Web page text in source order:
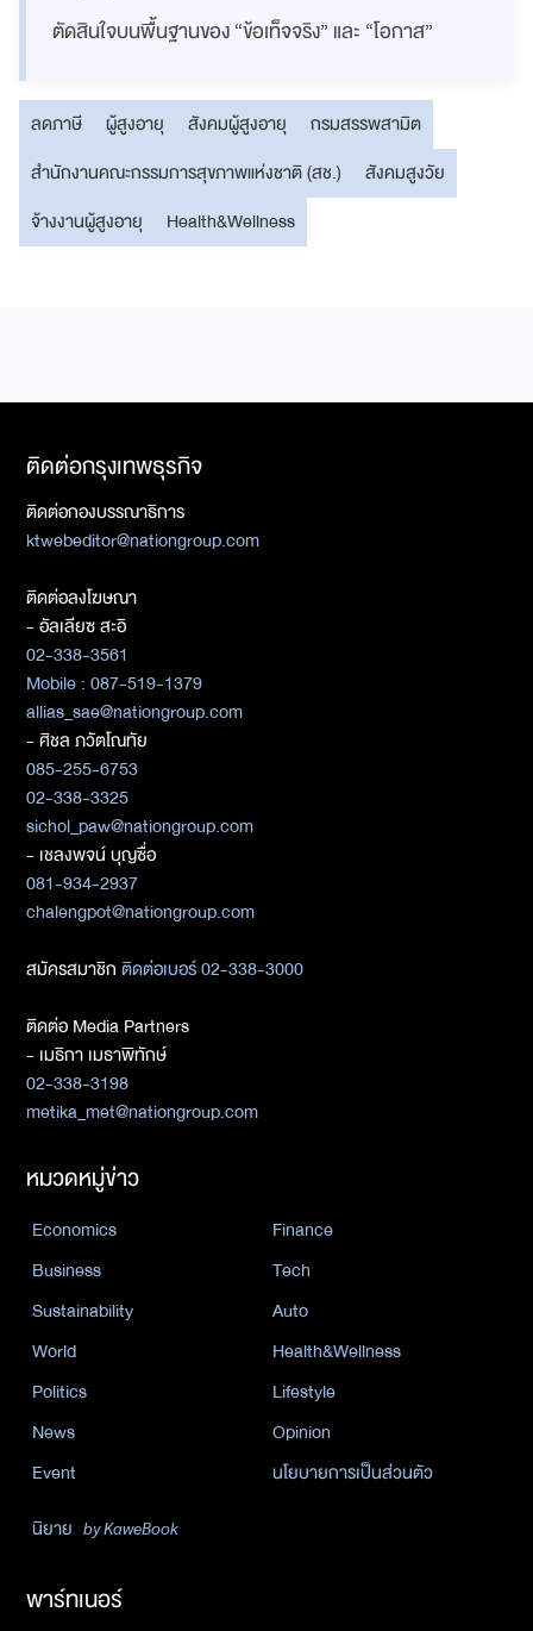
ตัดสินใจบนพื้นฐานของ “ข้อเท็จจริง” และ “โอกาส”
ลดภาษี ผู้สูงอายุ สังคมผู้สูงอายุ
กรมสรรพสามิต
สำนักงานคณะกรรมการสุขภาพแห่งชาติ (สช.)
สังคมสูงวัย
จ้างงานผู้สูงอายุ
Health&Wellness
ติดต่อกรุงเทพธุรกิจ
ติดต่อกองบรรณาธิการ
ktwebeditor@nationgroup.com
ติดต่อลงโฆษณา
- อัลเลียซ สะอิ
02-338-3561
Mobile : 087-519-1379
allias_sae@nationgroup.com
- ศิชล ภวัตโณทัย
085-255-6753
02-338-3325
sichol_paw@nationgroup.com
- เชลงพจน์ บุญซื่อ
081-934-2937
chalengpot@nationgroup.com
สมัครสมาชิกติดต่อเบอร์ 02-338-3000
ติดต่อ Media Partners
- เมธิกา เมธาพิทักษ์
02-338-3198
metika_met@nationgroup.com
หมวดหมู่ข่าว
Economics
Finance
Business
Tech
Sustainability
Auto
World
Health&Wellness
Politics
Lifestyle
News
Opinion
Event
นโยบายการเป็นส่วนตัว
นิยาย by KaweBook
พาร์ทเนอร์